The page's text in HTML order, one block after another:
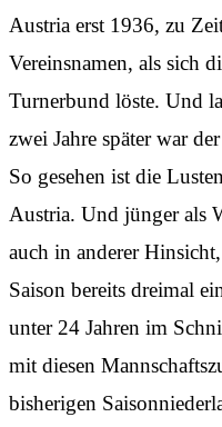
Austria erst 1936, zu
Vereinsnamen, als sich
Turnerbund löste. Und
zwei Jahre später war
So gesehen ist die
Austria. Und jünger als
auch in anderer
Saison bereits dreimal
unter 24 Jahren im
mit diesen
bisherigen